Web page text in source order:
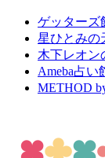
ゲッターズ
星ひとみの
木下レオン
Ameba占い
METHOD